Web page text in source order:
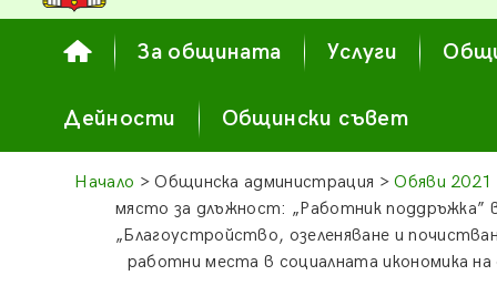
За общината Услуги
Дейности Общински съвет
Начало > Общинска администрация >Обяви 2021
място за длъжност: „Работник поддръжка”
„Благоустройство, озеленяване и
работни места в социалната икономика